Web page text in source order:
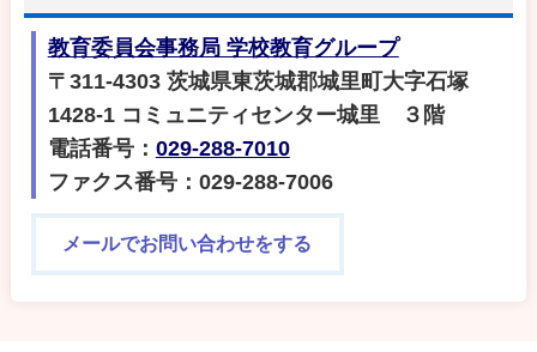
教育委員会事務局 学校教育グループ
〒311-4303 茨城県東茨城郡城里町大字石塚
1428‐1 コミュニティセンター城里 ３階
電話番号： 029-288-7010
ファクス番号：029-288-7006
メールでお問い合わせをする